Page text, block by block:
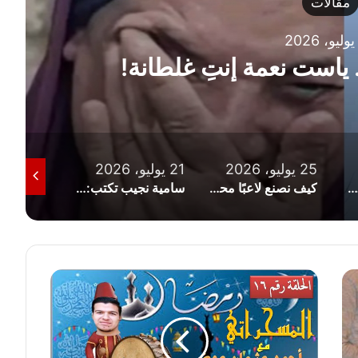
ياست نعمة إنتِ غلطانة!
المصريون والعروبة.. (حين لا تكفي الجينات للإجابة)
25 يوليو، 2026
كيف نصنع لاعبًا محترفًا؟
21 يوليو، 2026
سامية نجيب تكتب: رياضة أم ساحة للكراهية؟ حين يتحول التشجيع إلى تمييز ديني وإهانة للإنسان
19 يوليو، 2026
ا
ح
ل
ق